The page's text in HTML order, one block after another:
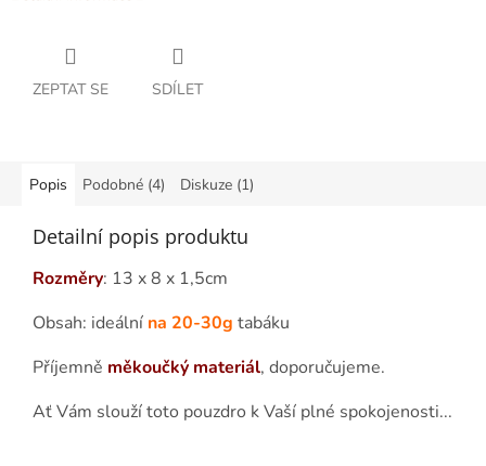
ZEPTAT SE SDÍLET
Popis Podobné (4) Diskuze (1)
Detailní popis produktu
Rozměry: 13 x 8 x 1,5cm
Obsah: ideální na 20-30g tabáku
Příjemně měkoučký materiál, doporučujeme.
Ať Vám slouží toto pouzdro k Vaší plné spokojenosti...